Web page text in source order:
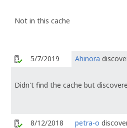
Not in this cache
5/7/2019 Ahinora
Didn't find the cache but
8/12/2018 petra-o